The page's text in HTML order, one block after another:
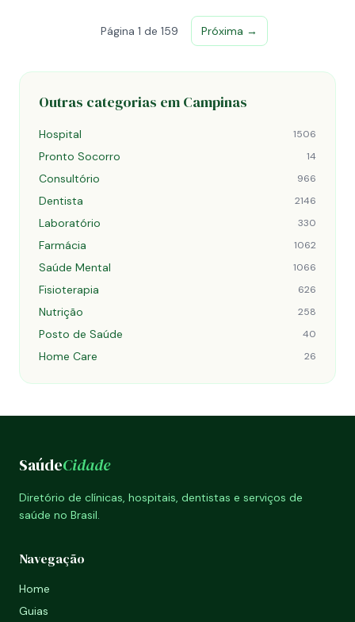
Página 1 de 159 Próxima →
Outras categorias em Campinas
Hospital 1506
Pronto Socorro 14
Consultório 966
Dentista 2146
Laboratório 330
Farmácia 1062
Saúde Mental 1066
Fisioterapia 626
Nutrição 258
Posto de Saúde 40
Home Care 26
SaúdeCidade
Diretório de clínicas, hospitais, dentistas e serviços de
saúde no Brasil.
Navegação
Home
Guias